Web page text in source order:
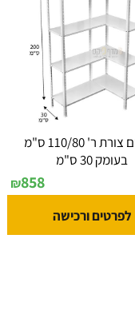
מדפים צורת ר' 110/80 ס"מ
בעומק 30 ס"מ
₪858
לפרטים ורכישה